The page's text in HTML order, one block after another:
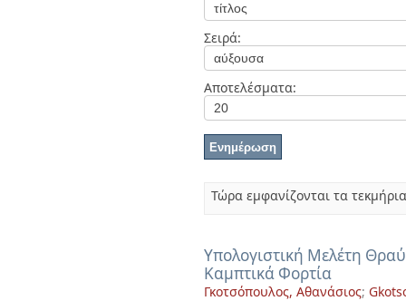
Σειρά:
Αποτελέσματα:
Τώρα εμφανίζονται τα
Υπολογιστική Μελέτη
Καμπτικά Φορτία
Γκοτσόπουλος, Αθανάσιος;